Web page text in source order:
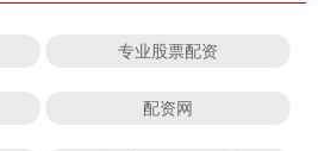
专业股票配资
配资网